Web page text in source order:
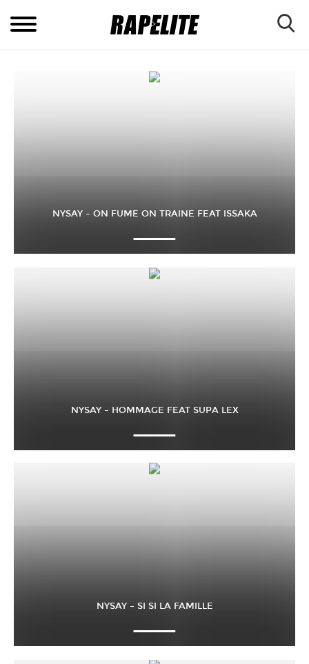
NYSAY – ON FUME ON TRAINE FEAT ISSAKA
NYSAY – HOMMAGE FEAT SUPA LEX
NYSAY – SI SI LA FAMILLE